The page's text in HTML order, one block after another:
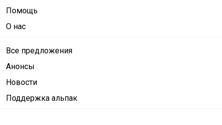
Помощь
О нас
Все предложения
Анонсы
Новости
Поддержка альпак